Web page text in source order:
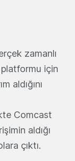
zamanlı
için
aldığını
Comcast
aldığı
çıktı.